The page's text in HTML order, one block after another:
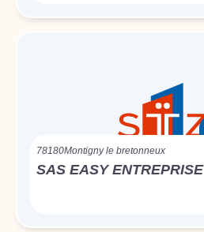
78180Montigny le bretonneux
SAS EASY ENTREPRISE